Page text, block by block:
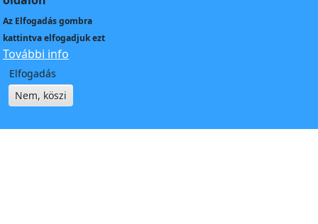
Az Elfogadásgombra
kattintva elfogadjuk ezt
További info
Elfogadás
Nem, köszi